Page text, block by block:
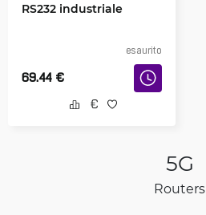
RS232 industriale
esaurito
69.44 €
5G
Routers